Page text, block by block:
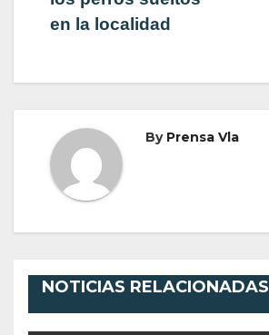
en la localidad
By Prensa Vla
NOTICIAS RELACIONADAS